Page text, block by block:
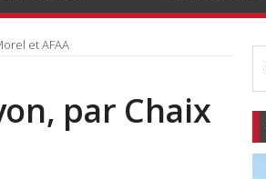
et AFAA
par Chaix